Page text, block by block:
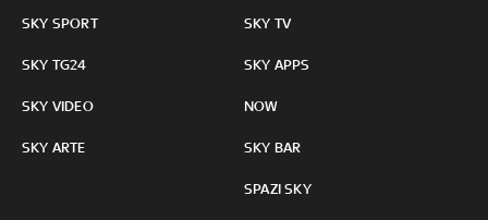
SKY SPORT
SKY TG24
SKY VIDEO
SKY ARTE
SKY TV
SKY APPS
NOW
SKY BAR
SPAZI SKY